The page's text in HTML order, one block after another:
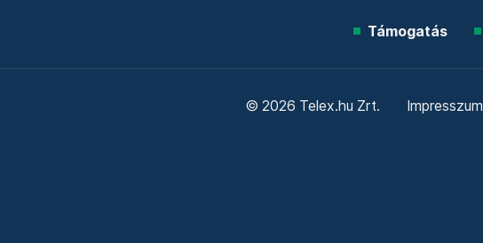
Támogatás
© 2026 Telex.hu Zrt. Impresszum